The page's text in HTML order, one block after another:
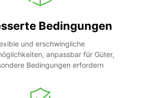
Bedingungen
und erschwingliche
anpassbar für Güter,
Bedingungen erfordern